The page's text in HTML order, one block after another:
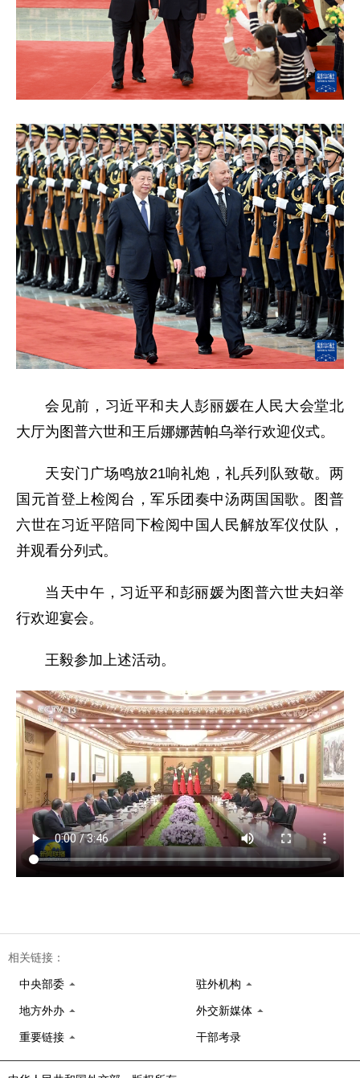
会见前，习近平和夫人彭丽媛在人民大会堂北
大厅为图普六世和王后娜娜茜帕乌举行欢迎仪式。
天安门广场鸣放21响礼炮，礼兵列队致敬。两
国元首登上检阅台，军乐团奏中汤两国国歌。图普
六世在习近平陪同下检阅中国人民解放军仪仗队，
并观看分列式。
当天中午，习近平和彭丽媛为图普六世夫妇举
行欢迎宴会。
王毅参加上述活动。
相关链接：
中央部委 驻外机构
地方外办 外交新媒体
重要链接 干部考录